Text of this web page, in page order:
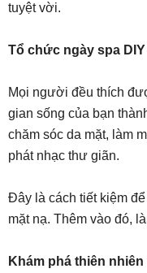
tuyệt vời.
Tổ chức ngày spa DIY
Mọi người đều thích
gian sống của bạn
chăm sóc da mặt, làm
phát nhạc thư giãn.
Đây là cách tiết kiệm
mặt nạ. Thêm vào đó,
Khám phá thiên